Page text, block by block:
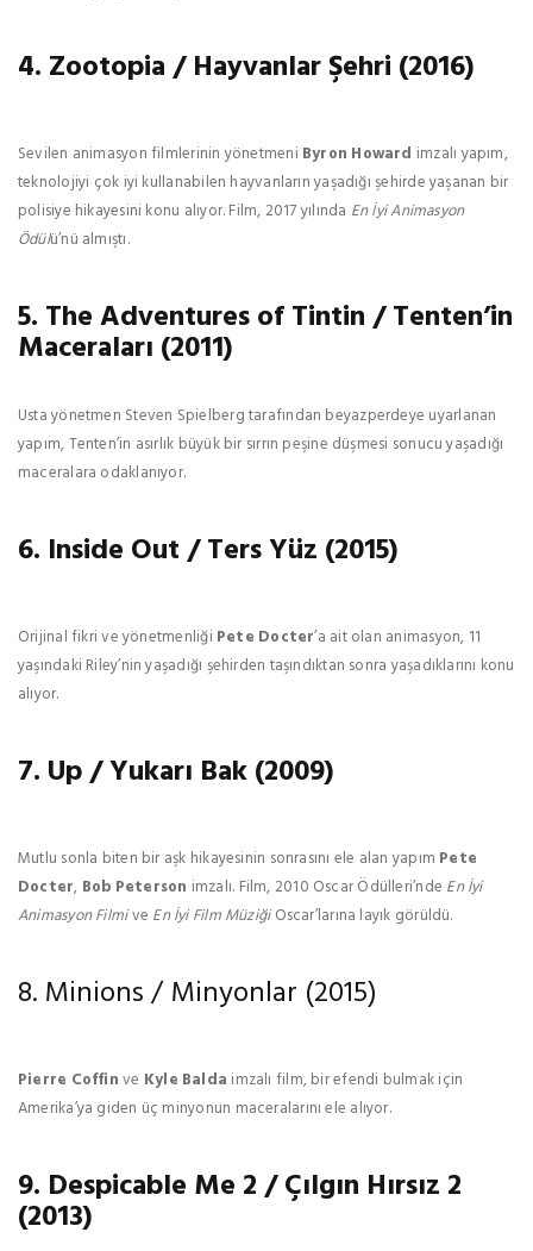
4. Zootopia / Hayvanlar Şehri (2016)
Sevilen animasyon filmlerinin yönetmeni Byron Howard imzalı yapım,
teknolojiyi çok iyi kullanabilen hayvanların yaşadığı şehirde yaşanan bir
polisiye hikayesini konu alıyor. Film, 2017 yılında En İyi Animasyon
Ödülü’nü almıştı.
5. The Adventures of Tintin / Tenten’in
Maceraları (2011)
Usta yönetmen Steven Spielberg tarafından beyazperdeye uyarlanan
yapım, Tenten’in asırlık büyük bir sırrın peşine düşmesi sonucu yaşadığı
maceralara odaklanıyor.
6. Inside Out / Ters Yüz (2015)
Orijinal fikri ve yönetmenliği Pete Docter’a ait olan animasyon, 11
yaşındaki Riley’nin yaşadığı şehirden taşındıktan sonra yaşadıklarını konu
alıyor.
7. Up / Yukarı Bak (2009)
Mutlu sonla biten bir aşk hikayesinin sonrasını ele alan yapım Pete
Docter, Bob Peterson imzalı. Film, 2010 Oscar Ödülleri’nde En İyi
Animasyon Filmive En İyi Film MüziğiOscar’larına layık görüldü.
8. Minions / Minyonlar (2015)
Pierre Coffinve Kyle Balda imzalı film, bir efendi bulmak için
Amerika’ya giden üç minyonun maceralarını ele alıyor.
9. Despicable Me 2 / Çılgın Hırsız 2
(2013)